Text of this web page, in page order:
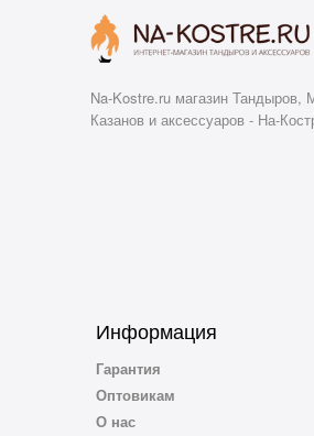
Na-Kostre.ru магазин Тандыров,
Казанов и аксессуаров - На-
Информация
Гарантия
Оптовикам
О нас